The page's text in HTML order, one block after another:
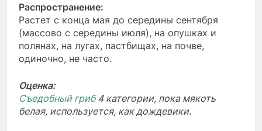
Распространение:
Растет с конца мая до середины сентября
(массово с середины июля), на опушках и
полянах, на лугах, пастбищах, на почве,
одиночно, не часто.
Оценка:
Cъедобный гриб4 категории, пока мякоть
белая, используется, как дождевики.